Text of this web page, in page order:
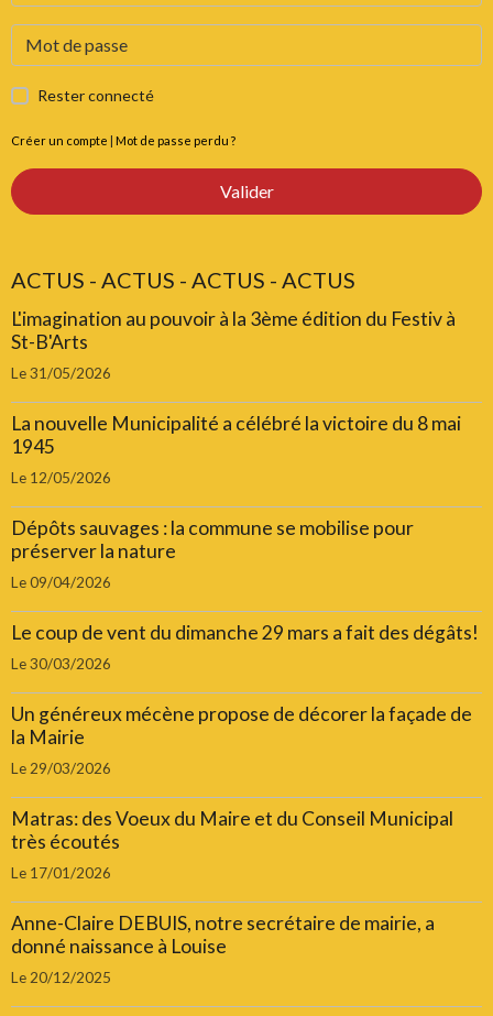
Rester connecté
Créer un compte | Mot de passe perdu ?
Valider
ACTUS - ACTUS - ACTUS - ACTUS
L'imagination au pouvoir à la 3ème édition du Festiv à
St-B'Arts
Le 31/05/2026
La nouvelle Municipalité a célébré la victoire du 8 mai
1945
Le 12/05/2026
Dépôts sauvages : la commune se mobilise pour
préserver la nature
Le 09/04/2026
Le coup de vent du dimanche 29 mars a fait des dégâts!
Le 30/03/2026
Un généreux mécène propose de décorer la façade de
la Mairie
Le 29/03/2026
Matras: des Voeux du Maire et du Conseil Municipal
très écoutés
Le 17/01/2026
Anne-Claire DEBUIS, notre secrétaire de mairie, a
donné naissance à Louise
Le 20/12/2025